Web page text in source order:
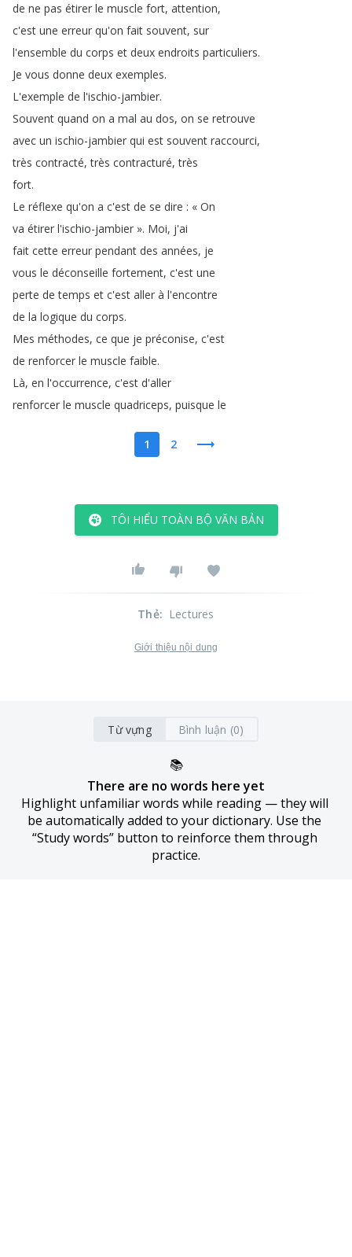
de ne pas étirer le muscle fort, attention,
c'est une erreur qu'on fait souvent, sur
l'ensemble du corps et deux endroits particuliers.
Je vous donne deux exemples.
L'exemple de l'ischio-jambier.
Souvent quand on a mal au dos, on se retrouve
avec un ischio-jambier qui est souvent raccourci,
très contracté,très contracturé,très
fort.
Le réflexe qu'on a c'est de se dire : « On
va étirer l'ischio-jambier ». Moi, j'ai
fait cette erreur pendant des années, je
vous le déconseille fortement, c'est une
perte de temps et c'est aller à l'encontre
de la logique du corps.
Mes méthodes, ce que je préconise, c'est
de renforcer le muscle faible.
Là, en l'occurrence, c'est d'aller
renforcer le muscle quadriceps, puisque le
1 2
TÔI HIỂU TOÀN BỘ VĂN BẢN
Thẻ: Lectures
Giới thiệu nội dung
Từ vựng Bình luận (0)
📚
There are no words here yet
Highlight unfamiliar words while reading — they will
be automatically added to your dictionary. Use the
“Study words” button to reinforce them through
practice.